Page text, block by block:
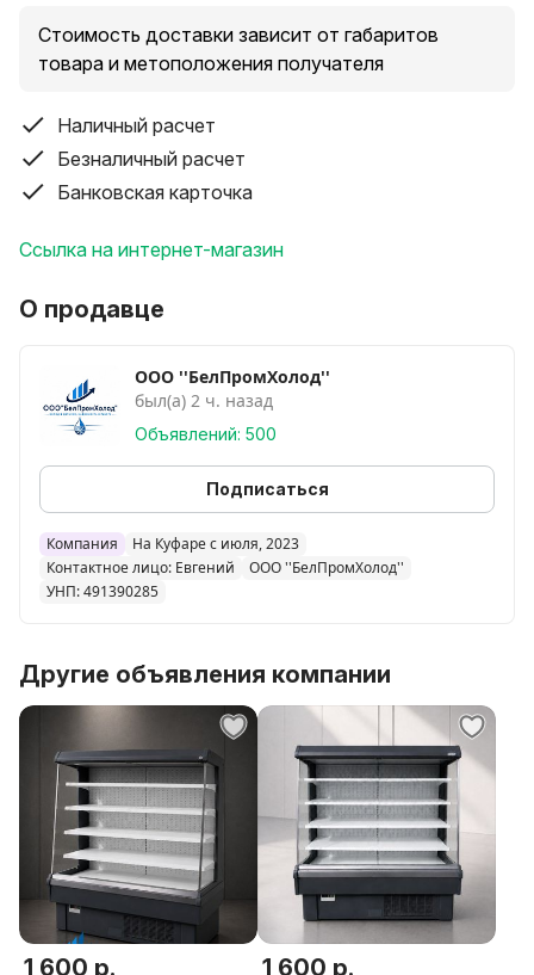
наличии 2 шт.) предназначен для демонстрации и
временного хранения в охлажденном состоянии
линию раздачи или самообслуживания.
Охлаждаемая ванна выполнена из нержавеющей
Отделка корпуса из натурального дерева.
Раздвижные створки со стороны продавца
Автоматическая разморозка
Направляющие для тарелок (опция)
Встроенный холодильный агрегат
Хладагент R134а
Гастроемкости покупаются отдельно
Вместимость 4 GN1/1
Температурный режим, °C от +4 до +10
Напряжение, В 220
Габариты, мм 1420x745x1348
Цвет выбирается при заказе
Прилавок холодильный Tecfrigo MULTISERVICE 4,
1420x745x1348 мм, 0,49 кВт, 220В, +4/+10 C, 119кг,
авто размор, с встр. агр. R134a, 144кг,
Стоимость доставки зависит от габаритов
товара и метоположения получателя
Наличный расчет
Безналичный расчет
Банковская карточка
Ссылка на интернет-магазин
О продавце
ООО ''БелПромХолод''
был(а) 2 ч. назад
Объявлений: 500
Подписаться
Компания
На Куфаре с июля, 2023
Контактное лицо: Евгений
ООО ''БелПромХолод''
УНП: 491390285
Другие объявления компании
1 600 р. 1 600 р.